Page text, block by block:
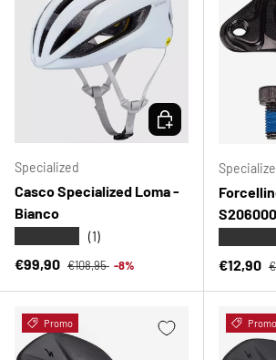
Specialized
Casco Specialized Loma -
Bianco
(1)
Prezzo di vendita
€99,90 Prezzo normale
€108,95 -8%
SCEGLI OPZIONI
Prezzo
€12,90
Promo Promo